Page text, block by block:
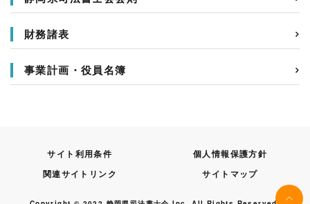
財務諸表
事業計画・役員名簿
サイト利用条件
個人情報保護方針
関連サイトリンク
サイトマップ